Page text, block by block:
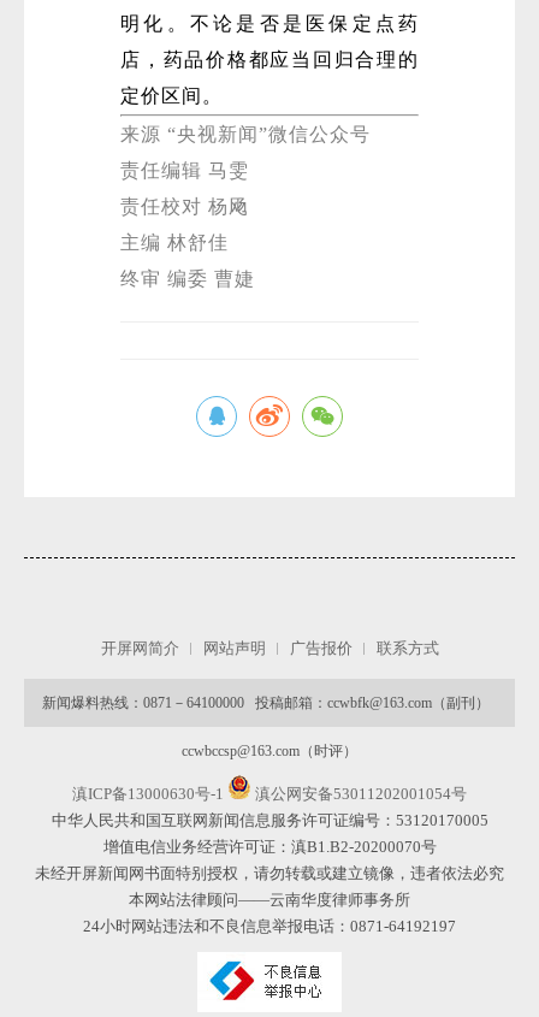
明化。不论是否是医保定点药
店，药品价格都应当回归合理的
定价区间。
来源 “央视新闻”微信公众号
责任编辑 马雯
责任校对 杨飏
主编 林舒佳
终审 编委 曹婕
开屏网简介 网站声明 广告报价 联系方式
新闻爆料热线：0871－64100000 投稿邮箱：ccwbfk@163.com（副刊）
ccwbccsp@163.com（时评）
滇ICP备13000630号-1
滇公网安备53011202001054号
中华人民共和国互联网新闻信息服务许可证编号：53120170005
增值电信业务经营许可证：滇B1.B2-20200070号
未经开屏新闻网书面特别授权，请勿转载或建立镜像，违者依法必究
本网站法律顾问——云南华度律师事务所
24小时网站违法和不良信息举报电话：0871-64192197